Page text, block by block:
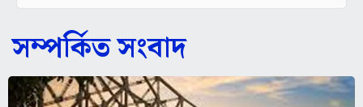
সম্পর্কিত সংবাদ